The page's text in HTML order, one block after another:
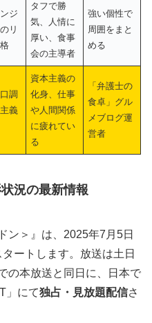
ジ
リ
タフで勝
気、人情に
厚い、食事
会の主導者
強い個性で
周囲をまと
める
調
義
資本主義の
化身、仕事
や人間関係
に疲れてい
る
「弁護士の
食卓」グル
メブログ運
営者
況の最新情報
ン＞』は、2025年7月5日
ートします。放送は土日
の本放送と同日に、日本で
」にて独占・見放題配信さ